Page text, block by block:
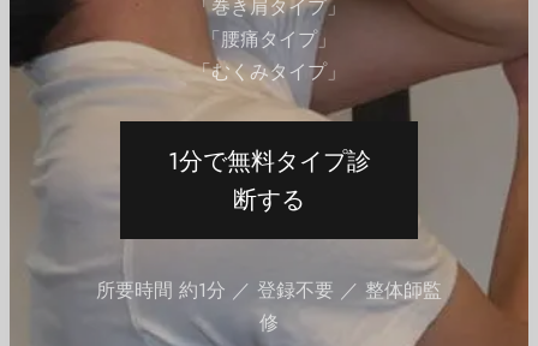
「巻き肩タイプ」
「腰痛タイプ」
「むくみタイプ」
1分で無料タイプ診
断する
所要時間 約1分 ／ 登録不要 ／ 整体師監
修
03-腕
手首の伸展・前腕のストレッチ｜尺側手根屈筋、長掌
筋、浅指屈筋、橈側手根屈筋、長母指屈筋を伸ばす方法